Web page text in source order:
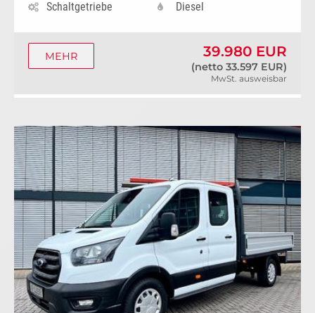
Schaltgetriebe
Diesel
39.980 EUR
(netto 33.597 EUR)
MwSt. ausweisbar
MEHR